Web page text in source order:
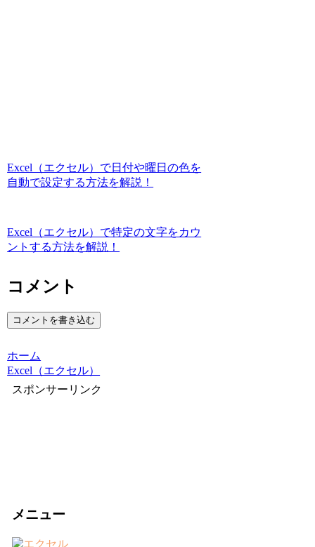
Excel（エクセル）で日付や曜日の色を
自動で設定する方法を解説！
Excel（エクセル）で特定の文字をカウ
ントする方法を解説！
コメント
コメントを書き込む
ホーム
Excel（エクセル）
スポンサーリンク
メニュー